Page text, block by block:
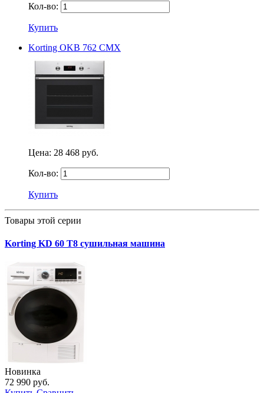
Кол-во:
Купить
Korting OKB 762 CMX
Цена: 28 468 руб.
Кол-во:
Купить
Товары этой серии
Korting KD 60 T8 сушильная машина
Новинка
72 990 руб.